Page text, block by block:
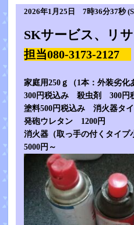
2026年1月25日 7時36分37秒
SKサービス、リ
担当080-3173-2127
家庭用250ｇ（1本：外装劣化
300円税込み 殺虫剤 300円
塗料500円税込み 消火器タイ
発砲ウレタン 1200円
消火器（取っ手の付くタイプ
5000円～